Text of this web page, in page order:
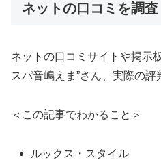
ネットの口コミを調査
ネットの口コミサイトや掲示
スパ音嶋えま”さん、実際の評
＜この記事でわかること＞
ルックス・スタイル